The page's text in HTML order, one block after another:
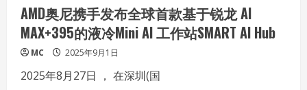
“返
校
季
AMD
帧
香
电
竞
AMD奥尼携手发布全球首款基于锐龙 AI
MAX+395的液冷Mini AI 工作站SMART AI Hub
MC 2025年9月1日
2025年8月27日 ， 在深圳(国